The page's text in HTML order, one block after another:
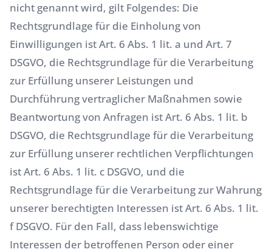
nicht genannt wird, gilt Folgendes: Die
Rechtsgrundlage für die Einholung von
Einwilligungen ist Art. 6 Abs. 1 lit. a und Art. 7
DSGVO, die Rechtsgrundlage für die Verarbeitung
zur Erfüllung unserer Leistungen und
Durchführung vertraglicher Maßnahmen sowie
Beantwortung von Anfragen ist Art. 6 Abs. 1 lit. b
DSGVO, die Rechtsgrundlage für die Verarbeitung
zur Erfüllung unserer rechtlichen Verpflichtungen
ist Art. 6 Abs. 1 lit. c DSGVO, und die
Rechtsgrundlage für die Verarbeitung zur Wahrung
unserer berechtigten Interessen ist Art. 6 Abs. 1 lit.
f DSGVO. Für den Fall, dass lebenswichtige
Interessen der betroffenen Person oder einer